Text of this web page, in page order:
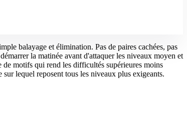
balayage et élimination. Pas de paires cachées, pas
la matinée avant d'attaquer les niveaux moyen et
motifs qui rend les difficultés supérieures moins
lequel reposent tous les niveaux plus exigeants.